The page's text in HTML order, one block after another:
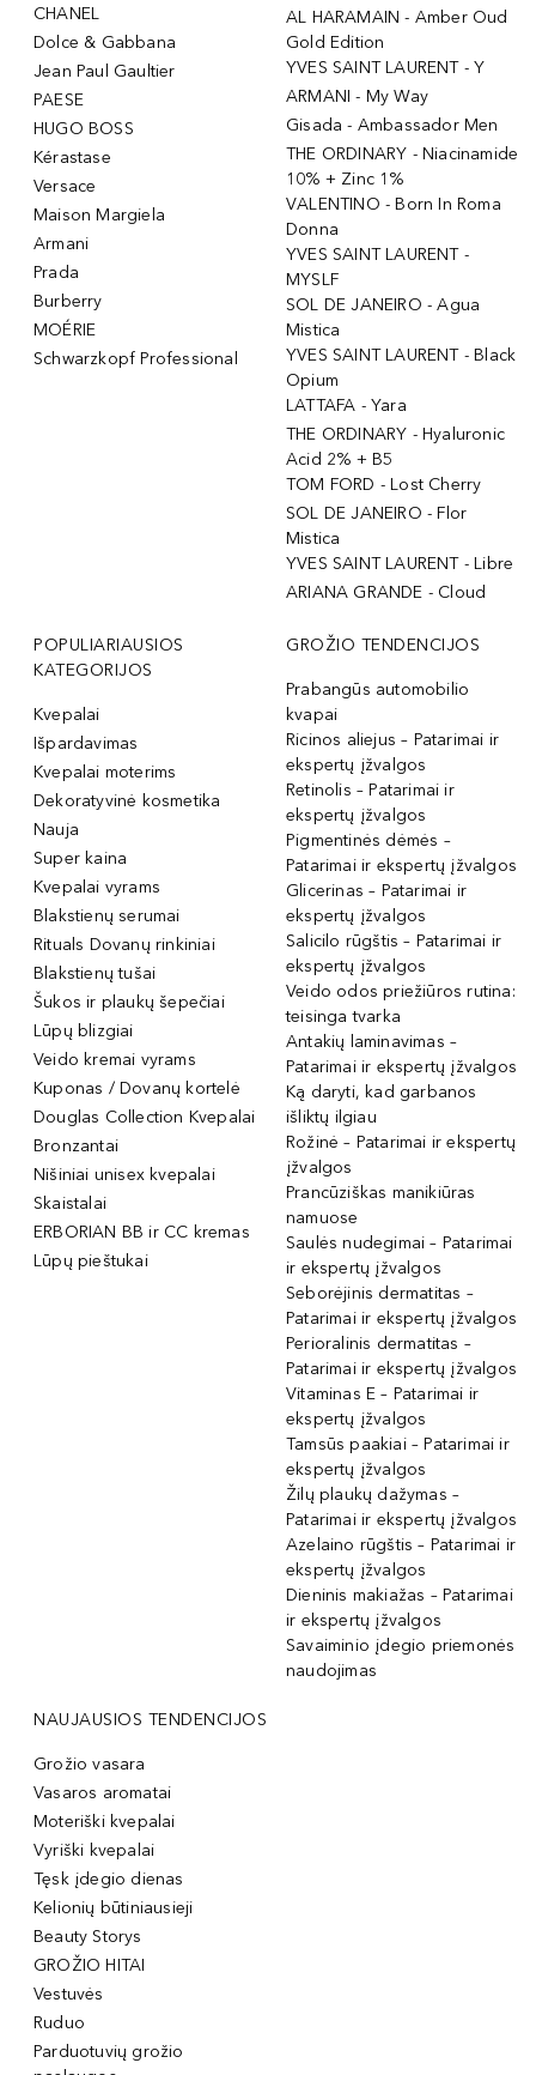
CHANEL
Dolce & Gabbana
Jean Paul Gaultier
PAESE
HUGO BOSS
Kérastase
Versace
Maison Margiela
Armani
Prada
Burberry
MOÉRIE
Schwarzkopf Professional
AL HARAMAIN - Amber Oud
Gold Edition
YVES SAINT LAURENT - Y
ARMANI - My Way
Gisada - Ambassador Men
THE ORDINARY - Niacinamide
10% + Zinc 1%
VALENTINO - Born In Roma
Donna
YVES SAINT LAURENT -
MYSLF
SOL DE JANEIRO - Agua
Mistica
YVES SAINT LAURENT - Black
Opium
LATTAFA - Yara
THE ORDINARY - Hyaluronic
Acid 2% + B5
TOM FORD - Lost Cherry
SOL DE JANEIRO - Flor
Mistica
YVES SAINT LAURENT - Libre
ARIANA GRANDE - Cloud
POPULIARIAUSIOS
KATEGORIJOS
Kvepalai
Išpardavimas
Kvepalai moterims
Dekoratyvinė kosmetika
Nauja
Super kaina
Kvepalai vyrams
Blakstienų serumai
Rituals Dovanų rinkiniai
Blakstienų tušai
Šukos ir plaukų šepečiai
Lūpų blizgiai
Veido kremai vyrams
Kuponas / Dovanų kortelė
Douglas Collection Kvepalai
Bronzantai
Nišiniai unisex kvepalai
Skaistalai
ERBORIAN BB ir CC kremas
Lūpų pieštukai
GROŽIO TENDENCIJOS
Prabangūs automobilio
kvapai
Ricinos aliejus – Patarimai ir
ekspertų įžvalgos
Retinolis – Patarimai ir
ekspertų įžvalgos
Pigmentinės dėmės –
Patarimai ir ekspertų įžvalgos
Glicerinas – Patarimai ir
ekspertų įžvalgos
Salicilo rūgštis – Patarimai ir
ekspertų įžvalgos
Veido odos priežiūros rutina:
teisinga tvarka
Antakių laminavimas –
Patarimai ir ekspertų įžvalgos
Ką daryti, kad garbanos
išliktų ilgiau
Rožinė – Patarimai ir ekspertų
įžvalgos
Prancūziškas manikiūras
namuose
Saulės nudegimai – Patarimai
ir ekspertų įžvalgos
Seborėjinis dermatitas –
Patarimai ir ekspertų įžvalgos
Perioralinis dermatitas –
Patarimai ir ekspertų įžvalgos
Vitaminas E – Patarimai ir
ekspertų įžvalgos
Tamsūs paakiai – Patarimai ir
ekspertų įžvalgos
Žilų plaukų dažymas –
Patarimai ir ekspertų įžvalgos
Azelaino rūgštis – Patarimai ir
ekspertų įžvalgos
Dieninis makiažas – Patarimai
ir ekspertų įžvalgos
Savaiminio įdegio priemonės
naudojimas
NAUJAUSIOS TENDENCIJOS
Grožio vasara
Vasaros aromatai
Moteriški kvepalai
Vyriški kvepalai
Tęsk įdegio dienas
Kelionių būtiniausieji
Beauty Storys
GROŽIO HITAI
Vestuvės
Ruduo
Parduotuvių grožio